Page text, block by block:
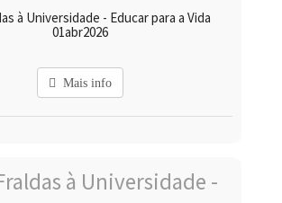
à Universidade - Educar para a Vida
01abr2026
Mais info